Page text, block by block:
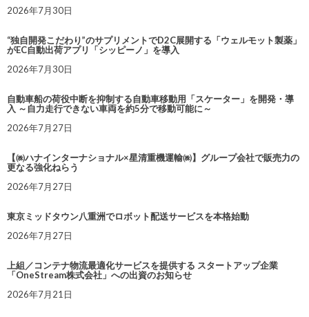
2026年7月30日
“独自開発こだわり”のサプリメントでD2C展開する「ウェルモット製薬」
がEC自動出荷アプリ「シッピーノ」を導入
2026年7月30日
自動車船の荷役中断を抑制する自動車移動用「スケーター」を開発・導
入 ～自力走行できない車両を約5分で移動可能に～
2026年7月27日
【㈱ハナインターナショナル×星清重機運輸㈱】グループ会社で販売力の
更なる強化ねらう
2026年7月27日
東京ミッドタウン八重洲でロボット配送サービスを本格始動
2026年7月27日
上組／コンテナ物流最適化サービスを提供する スタートアップ企業
「OneStream株式会社」への出資のお知らせ
2026年7月21日